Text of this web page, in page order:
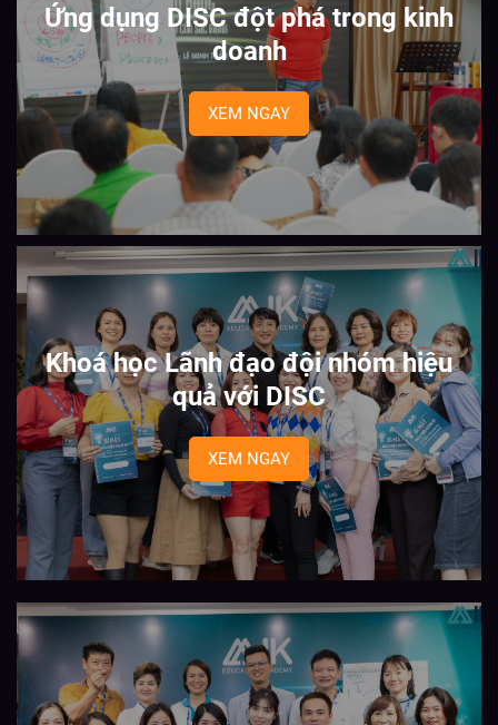
Ứng dụng DISC đột phá trong kinh
doanh
XEM NGAY
Khoá học Lãnh đạo đội nhóm hiệu
quả với DISC
XEM NGAY